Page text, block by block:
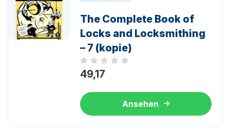
The Complete Book of
Locks and Locksmithing
– 7 (kopie)
Noch keine Bewertungen
49,17
Ansehen